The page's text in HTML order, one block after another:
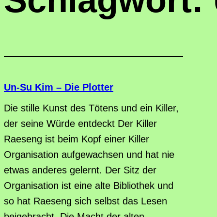
Un-Su Kim – Die Plotter
Die stille Kunst des Tötens und ein Killer,
der seine Würde entdeckt Der Killer
Raeseng ist beim Kopf einer Killer
Organisation aufgewachsen und hat nie
etwas anderes gelernt. Der Sitz der
Organisation ist eine alte Bibliothek und
so hat Raeseng sich selbst das Lesen